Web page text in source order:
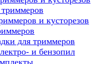
и кусторезов
для триммеров
и бензопил